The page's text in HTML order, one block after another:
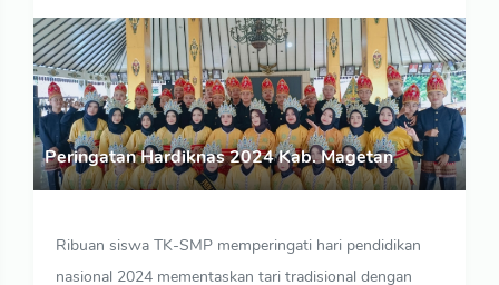
Peringatan Hardiknas 2024 Kab. Magetan
Ribuan siswa TK-SMP memperingati hari pendidikan
nasional 2024 mementaskan tari tradisional dengan